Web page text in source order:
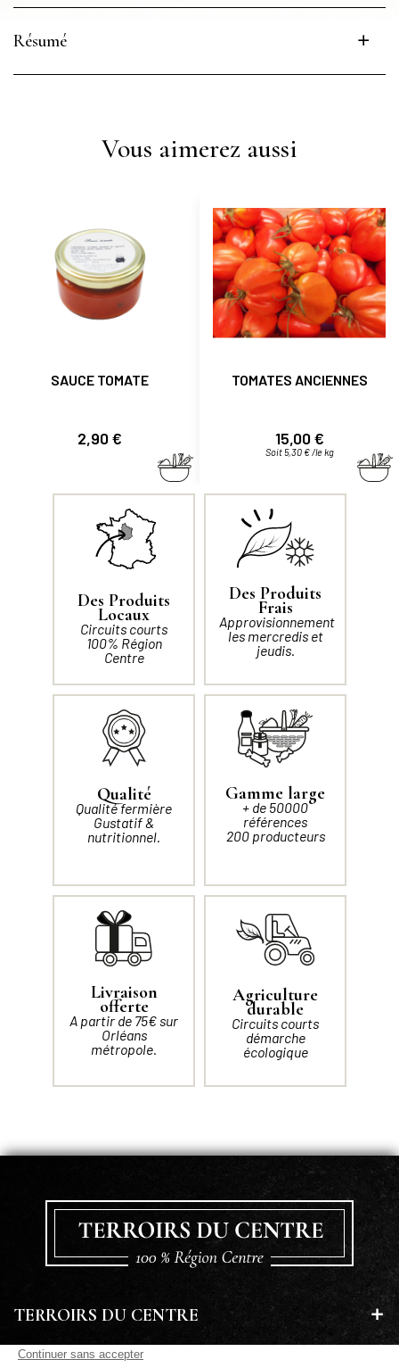
Résumé
Vous aimerez aussi
SAUCE TOMATE
Prix
2,90 €
TOMATES ANCIENNES
Prix
15,00 €
Soit 5,30 € /le kg
Des Produits
Locaux
Circuits courts
100% Région
Centre
Des Produits
Frais
Approvisionnement
les mercredis et
jeudis.
Qualité
Qualité fermière
Gustatif &
nutritionnel.
Gamme large
+ de 50000
références
200 producteurs
Livraison
offerte
A partir de 75€ sur
Orléans
métropole.
Agriculture
durable
Circuits courts
démarche
écologique
TERROIRS DU CENTRE
EN SAVOIR PLUS